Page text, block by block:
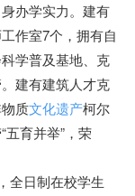
办学实力。建有
作室7个，拥有自
学普及基地、克
建有建筑人才克
质文化遗产柯尔
“五育并举” ，荣
全日制在校学生